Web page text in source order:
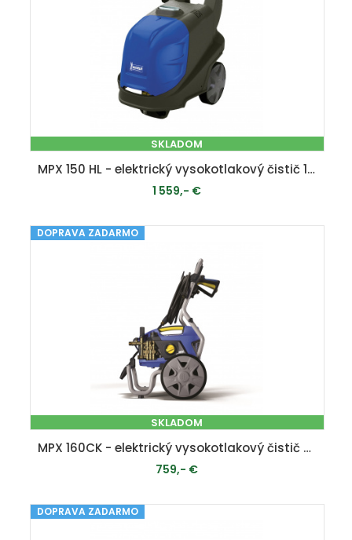
SKLADOM
MPX 150 HL - elektrický vysokotlakový čistič 150 bar
1 559,- €
PRIDAŤ DO KOŠÍKA
DOPRAVA ZADARMO
SKLADOM
MPX 160CK - elektrický vysokotlakový čistič s indučkným motorom 160 bar
759,- €
PRIDAŤ DO KOŠÍKA
DOPRAVA ZADARMO